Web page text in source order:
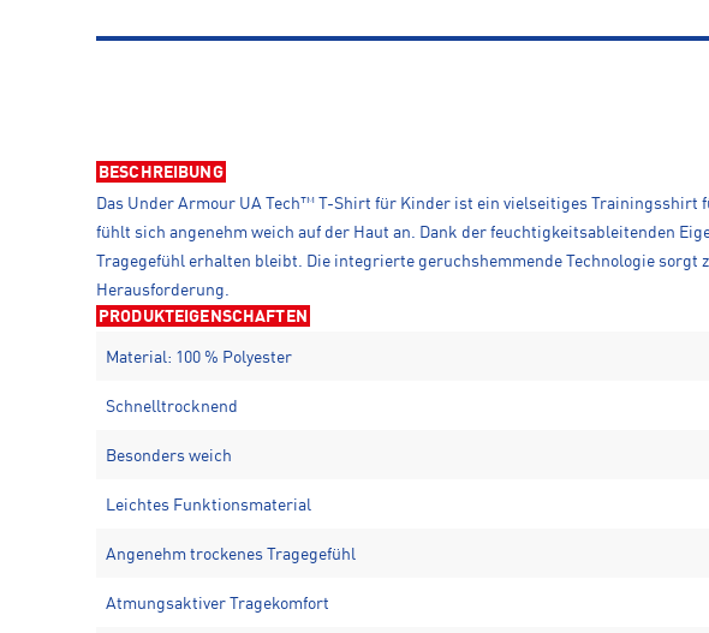
BESCHREIBUNG
Das Under Armour UA Tech™ T-Shirt für Kinder ist ein vielseitiges
fühlt sich angenehm weich auf der Haut an. Dank der feuchtigkeitsableitenden
Tragegefühl erhalten bleibt. Die integrierte geruchshemmende Technologie
Herausforderung.
PRODUKTEIGENSCHAFTEN
Material: 100 % Polyester
Schnelltrocknend
Besonders weich
Leichtes Funktionsmaterial
Angenehm trockenes Tragegefühl
Atmungsaktiver Tragekomfort